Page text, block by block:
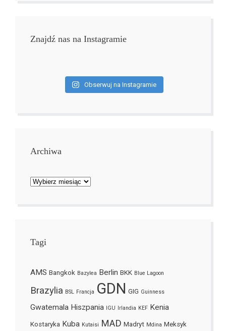
Znajdź nas na Instagramie
Obserwuj na Instagramie
Archiwa
Archiwa
Tagi
AMS Bangkok Bazylea Berlin BKK Blue Lagoon
Brazylia BSL Francja GDN GIG Guinness
Gwatemala Hiszpania IGU Irlandia KEF Kenia
Kostaryka Kuba Kutaisi MAD Madryt Mdina Meksyk